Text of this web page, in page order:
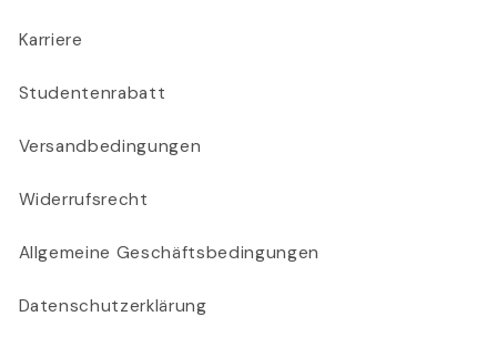
Karriere
Studentenrabatt
Versandbedingungen
Widerrufsrecht
Allgemeine Geschäftsbedingungen
Datenschutzerklärung